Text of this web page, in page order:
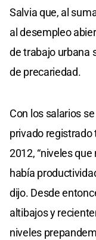
Salvia que, al
al desempleo
de trabajo urbana
de precariedad.
Con los salarios
privado registrado
2012, “niveles
había
dijo. Desde
altibajos y
niveles